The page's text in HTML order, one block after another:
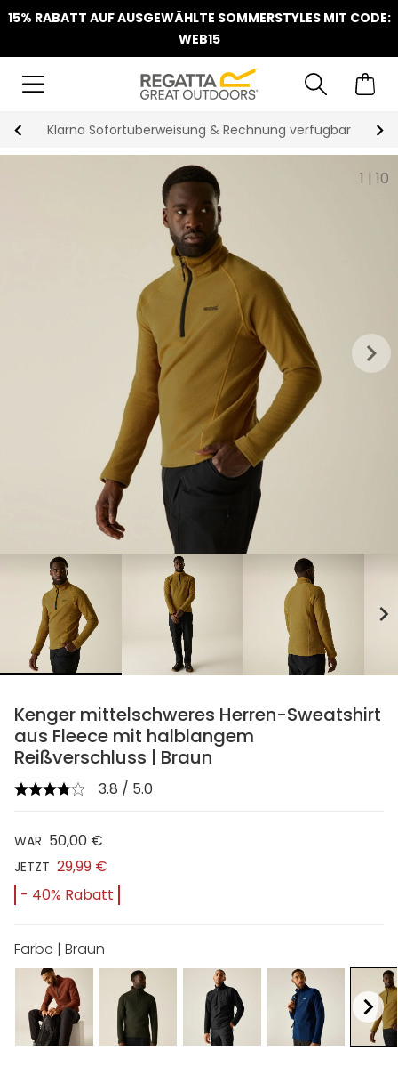
15% RABATT AUF AUSGEWÄHLTE SOMMERSTYLES MIT CODE:
WEB15
Klarna Sofortüberweisung & Rechnung verfügbar
1 | 10
keyboard_arrow_right
chevron_right
Kenger mittelschweres Herren-Sweatshirt
aus Fleece mit halblangem
Reißverschluss | Braun
3.8 / 5.0
WAR 50,00 €
JETZT 29,99 €
- 40% Rabatt
Farbe | Braun